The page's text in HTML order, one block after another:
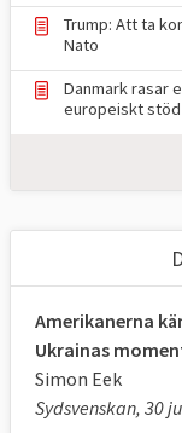
Trump: Att ta
Nato
Danmark rasar
europeiskt stöd
Amerikanerna
Ukrainas
Simon Eek
Sydsvenskan, 30